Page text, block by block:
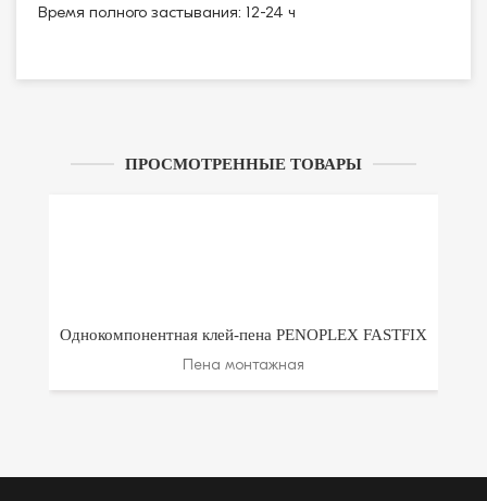
Время полного застывания: 12-24 ч
ПРОСМОТРЕННЫЕ ТОВАРЫ
Однокомпонентная клей-пена PENOPLEX FASTFIX
Пена монтажная